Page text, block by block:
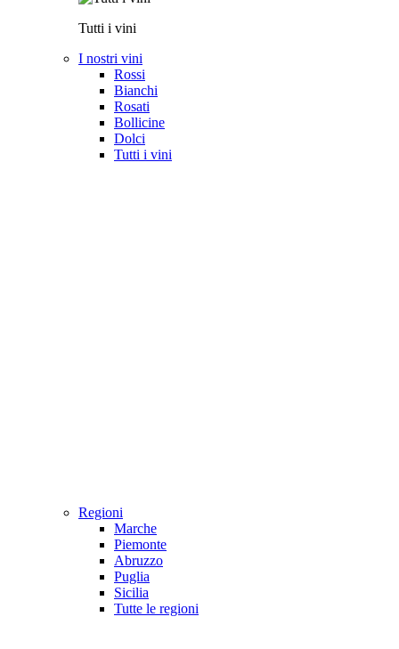
Tutti i vini
I nostri vini
Rossi
Bianchi
Rosati
Bollicine
Dolci
Tutti i vini
Regioni
Marche
Piemonte
Abruzzo
Puglia
Sicilia
Tutte le regioni